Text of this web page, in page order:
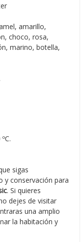
amarillo,
choco, rosa,
marino, botella,
sigas
y conservación para
. Si quieres
dejes de visitar
una amplio
la habitación y